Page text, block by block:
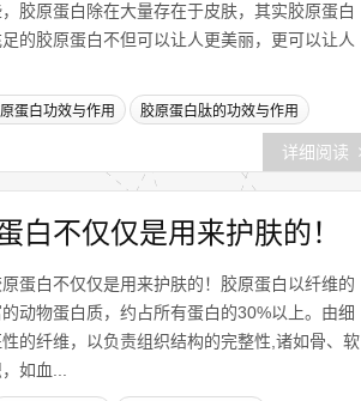
胶原蛋白除在大量存在于皮肤，其实胶原蛋白
的胶原蛋白不但可以让人更美丽，更可以让人
蛋白功效与作用 胶原蛋白肽的功效与作用
详细阅读
白不仅仅是用来护肤的！
蛋白不仅仅是用来护肤的！胶原蛋白以纤维的
动物蛋白质，约占所有蛋白的30%以上。由细
的纤维，以负责组织结构的完整性,诸如骨、软
如血...